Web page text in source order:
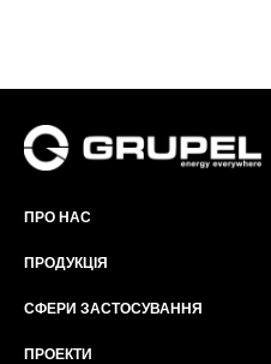
ПРО НАС
ПРОДУКЦІЯ
СФЕРИ ЗАСТОСУВАННЯ
ПРОЕКТИ